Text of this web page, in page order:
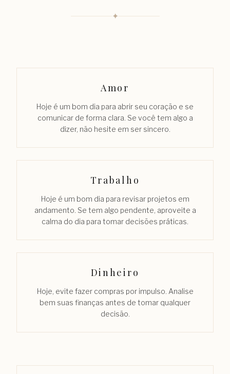
✦
Amor
Hoje é um bom dia para abrir seu coração e se
comunicar de forma clara. Se você tem algo a
dizer, não hesite em ser sincero.
Trabalho
Hoje é um bom dia para revisar projetos em
andamento. Se tem algo pendente, aproveite a
calma do dia para tomar decisões práticas.
Dinheiro
Hoje, evite fazer compras por impulso. Analise
bem suas finanças antes de tomar qualquer
decisão.